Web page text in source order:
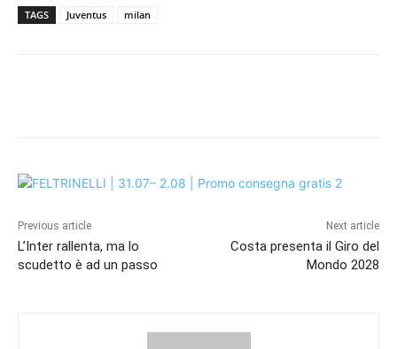
TAGS Juventus milan
Previous article
L’Inter rallenta, ma lo
scudetto è ad un passo
Next article
Costa presenta il Giro del
Mondo 2028